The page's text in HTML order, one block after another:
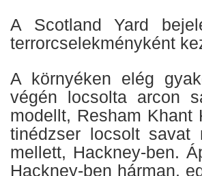
A Scotland Yard
terrorcselekményként
A környéken elég
végén locsolta arcon
modellt, Resham Khant
tinédzser locsolt savat
mellett, Hackney-ben.
Hackney-ben hárman,